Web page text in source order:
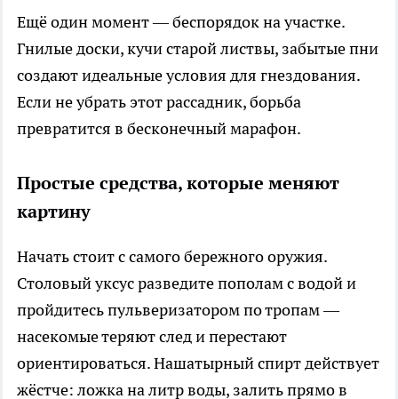
Ещё один момент — беспорядок на участке.
Гнилые доски, кучи старой листвы, забытые пни
создают идеальные условия для гнездования.
Если не убрать этот рассадник, борьба
превратится в бесконечный марафон.
Простые средства, которые меняют
картину
Начать стоит с самого бережного оружия.
Столовый уксус разведите пополам с водой и
пройдитесь пульверизатором по тропам —
насекомые теряют след и перестают
ориентироваться. Нашатырный спирт действует
жёстче: ложка на литр воды, залить прямо в